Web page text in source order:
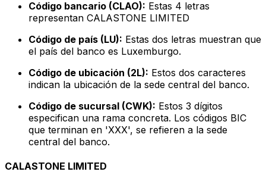
Código bancario (CLAO): Estas 4 letras
representan CALASTONE LIMITED
Código de país (LU): Estas dos letras muestran que
el país del banco es Luxemburgo.
Código de ubicación (2L): Estos dos caracteres
indican la ubicación de la sede central del banco.
Código de sucursal (CWK): Estos 3 dígitos
especifican una rama concreta. Los códigos BIC
que terminan en 'XXX', se refieren a la sede
central del banco.
CALASTONE LIMITED